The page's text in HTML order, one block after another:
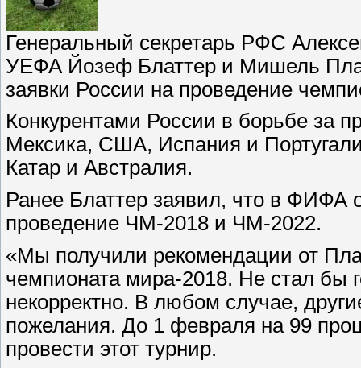
Генеральный секретарь РФС
УЕФА Йозеф Блаттер и Мишель
заявки России на проведение
Конкурентами России в борьбе за
Мексика, США, Испания и
Катар и Австралия.
Ранее Блаттер заявил, что в ФИФА
проведение ЧМ-2018 и ЧМ-2022.
«Мы получили рекомендации от
чемпионата мира-2018. Не стал бы
некорректно. В любом случае,
пожелания. До 1 февраля на 99
провести этот турнир.